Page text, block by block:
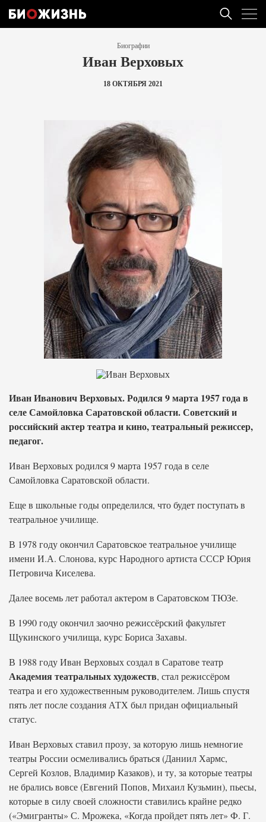
Биографии
Иван Верховых
18 ОКТЯБРЯ 2021
Иван Иванович Верховых. Родился 9 марта 1957 года в
селе Самойловка Саратовской области. Советский и
российский актер театра и кино, театральный режиссер,
педагог.
Иван Верховых родился 9 марта 1957 года в селе
Самойловка Саратовской области.
Еще в школьные годы определился, что будет поступать в
театральное училище.
В 1978 году окончил Саратовское театральное училище
имени И.А. Слонова, курс Народного артиста СССР Юрия
Петровича Киселева.
Далее восемь лет работал актером в Саратовском ТЮЗе.
В 1990 году окончил заочно режиссёрский факультет
Щукинского училища, курс Бориса Захавы.
В 1988 году Иван Верховых создал в Саратове театр
Академия театральных художеств, стал режиссёром
театра и его художественным руководителем. Лишь спустя
пять лет после создания АТХ был придан официальный
статус.
Иван Верховых ставил прозу, за которую лишь немногие
театры России осмеливались браться (Даниил Хармс,
Сергей Козлов, Владимир Казаков), и ту, за которые театры
не брались вовсе (Евгений Попов, Михаил Кузьмин), пьесы,
которые в силу своей сложности ставились крайне редко
(«Эмигранты» С. Мрожека, «Когда пройдет пять лет» Ф. Г.